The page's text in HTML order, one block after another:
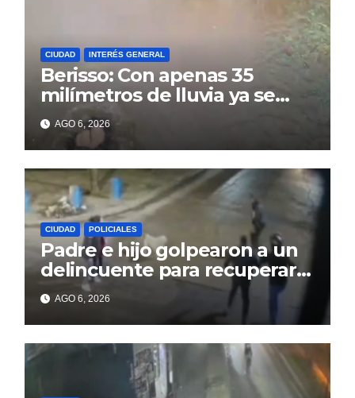
CIUDAD INTERÉS GENERAL
Berisso: Con apenas 35
milímetros de lluvia ya se
sienten los problemas
AGO 6, 2026
CIUDAD POLICIALES
Padre e hijo golpearon a un
delincuente para recuperar
un celular robado en Berisso
AGO 6, 2026